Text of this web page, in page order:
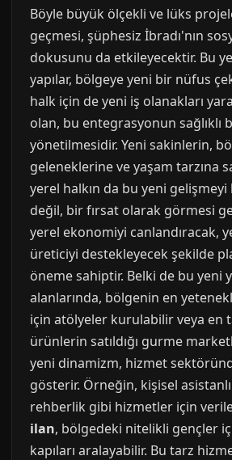
Böyle büyük ölçekli ve lüks
geçmesi, şüphesiz İbradı'nın
dokusunu da etkileyecektir. Bu
yapılar, bölgeye yeni bir nüfus
halk için de yeni iş olanakları
olan, bu entegrasyonun sağlıklı
yönetilmesidir. Yeni sakinlerin,
geleneklerine ve yaşam tarzına
yerel halkın da bu yeni
değil, bir fırsat olarak görmesi
yerel ekonomiyi canlandıracak,
üreticiyi destekleyecek şekilde
öneme sahiptir. Belki de bu yeni
alanlarında, bölgenin en
için atölyeler kurulabilir veya en
ürünlerin satıldığı gurme
yeni dinamizm, hizmet
gösterir. Örneğin, kişisel
rehberlik gibi hizmetler için
ilan, bölgedeki nitelikli gençler
kapıları aralayabilir. Bu tarz